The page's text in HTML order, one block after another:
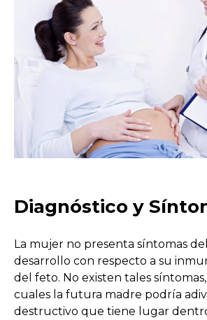
Diagnóstico y
La mujer no presenta síntomas
desarrollo con respecto a su
del feto. No existen tales
cuales la futura madre podría
destructivo que tiene lugar